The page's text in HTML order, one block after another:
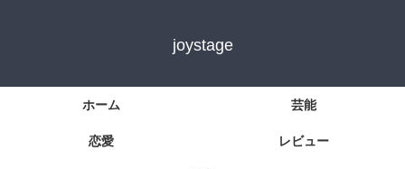
joystage
ホーム 芸能
恋愛 レビュー